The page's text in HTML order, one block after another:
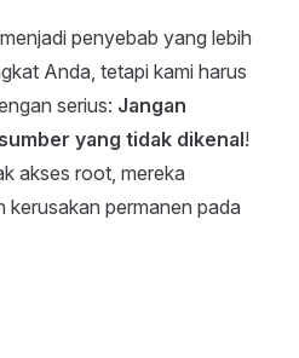
penyebab yang lebih
Anda, tetapi kami harus
serius: Jangan
yang tidak dikenal!
akses root, mereka
permanen pada